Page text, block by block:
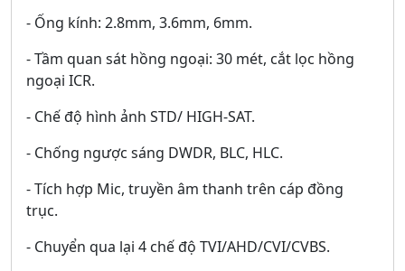
- Ống kính: 2.8mm, 3.6mm, 6mm.
- Tầm quan sát hồng ngoại: 30 mét, cắt lọc hồng
ngoại ICR.
- Chế độ hình ảnh STD/ HIGH-SAT.
- Chống ngược sáng DWDR, BLC, HLC.
- Tích hợp Mic, truyền âm thanh trên cáp đồng
trục.
- Chuyển qua lại 4 chế độ TVI/AHD/CVI/CVBS.